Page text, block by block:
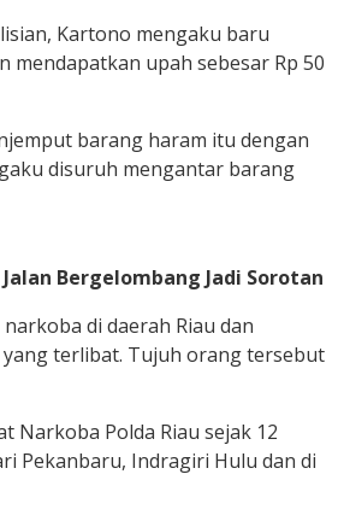
Kartono mengaku baru
mendapatkan upah sebesar Rp 50
barang haram itu dengan
disuruh mengantar barang
Bergelombang Jadi Sorotan
di daerah Riau dan
terlibat. Tujuh orang tersebut
Narkoba Polda Riau sejak 12
Pekanbaru, Indragiri Hulu dan di